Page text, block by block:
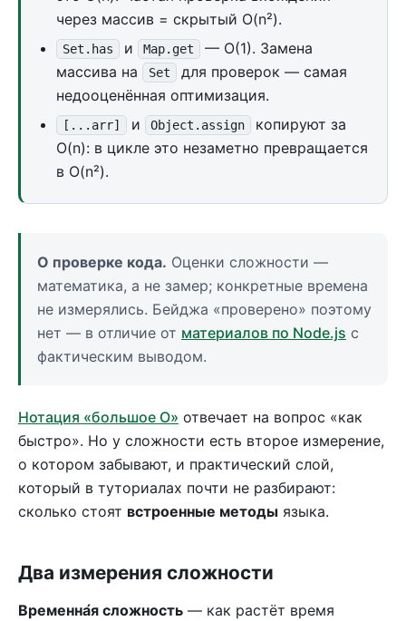
через массив = скрытый O(n²).
Set.has и Map.get
— O(1). Замена
массива на
Set
для проверок — самая
недооценённая оптимизация.
[...arr] и Object.assign
копируют за
O(n): в цикле это незаметно превращается
в O(n²).
О проверке кода. Оценки сложности —
математика, а не замер; конкретные времена
не измерялись. Бейджа «проверено» поэтому
нет — в отличие от материалов по Node.js с
фактическим выводом.
Нотация «большое O» отвечает на вопрос «как
быстро». Но у сложности есть второе измерение,
о котором забывают, и практический слой,
который в туториалах почти не разбирают:
сколько стоят встроенные методы языка.
Два измерения сложности
Временна́я сложность — как растёт время